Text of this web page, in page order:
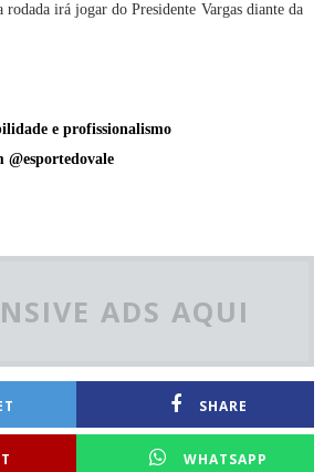
rodada irá jogar do Presidente Vargas diante da
e profissionalismo
@esportedovale
ADS AQUI
SHARE
WHATSAPP